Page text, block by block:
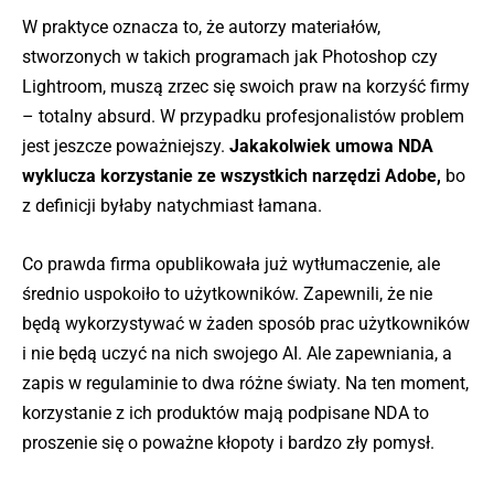
W praktyce oznacza to, że autorzy materiałów,
stworzonych w takich programach jak Photoshop czy
Lightroom, muszą zrzec się swoich praw na korzyść firmy
– totalny absurd. W przypadku profesjonalistów problem
jest jeszcze poważniejszy. Jakakolwiek umowa NDA
wyklucza korzystanie ze wszystkich narzędzi Adobe, bo
z definicji byłaby natychmiast łamana.
Co prawda firma opublikowała już wytłumaczenie, ale
średnio uspokoiło to użytkowników. Zapewnili, że nie
będą wykorzystywać w żaden sposób prac użytkowników
i nie będą uczyć na nich swojego AI. Ale zapewniania, a
zapis w regulaminie to dwa różne światy. Na ten moment,
korzystanie z ich produktów mają podpisane NDA to
proszenie się o poważne kłopoty i bardzo zły pomysł.